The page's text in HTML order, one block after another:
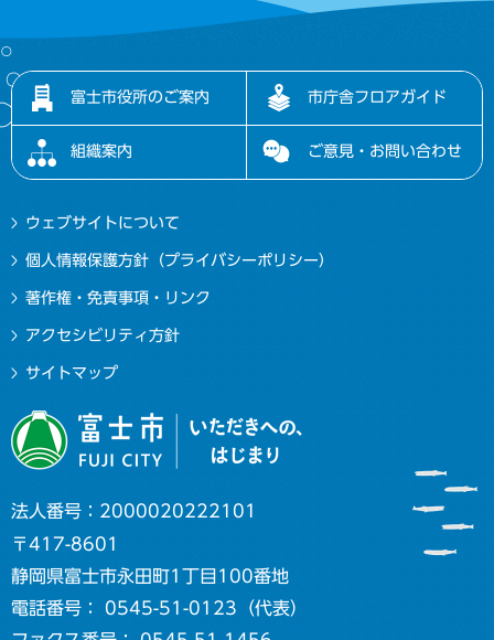
富士市役所のご案内 市庁舎フロアガイド
組織案内 ご意見・お問い合わせ
ウェブサイトについて
個人情報保護方針（プライバシーポリシー）
著作権・免責事項・リンク
アクセシビリティ方針
サイトマップ
法人番号：2000020222101
〒417-8601
静岡県富士市永田町1丁目100番地
電話番号： 0545-51-0123（代表）